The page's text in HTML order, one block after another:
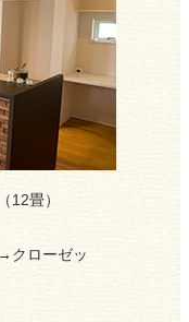
12畳）
クローゼッ